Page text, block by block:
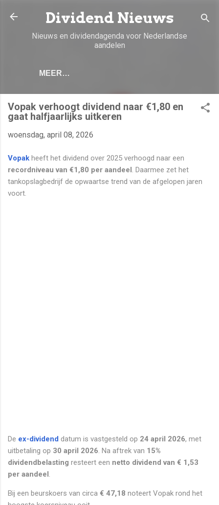
Doorgaan naar hoofdcontent
Dividend Nieuws
Nieuws en dividendagenda voor Nederlandse
aandelen
MEER…
Vopak verhoogt dividend naar €1,80 en
gaat halfjaarlijks uitkeren
woensdag, april 08, 2026
Vopak heeft het dividend over 2025 verhoogd naar een
recordniveau van €1,80 per aandeel . Daarmee zet het
tankopslagbedrijf de opwaartse trend van de afgelopen jaren
voort.
De ex-dividend datum is vastgesteld op 24 april 2026, met
uitbetaling op 30 april 2026 . Na aftrek van 15%
dividendbelasting resteert een netto dividend van € 1,53
per aandeel
Bij een beurskoers van circa € 47,18 noteert Vopak rond het